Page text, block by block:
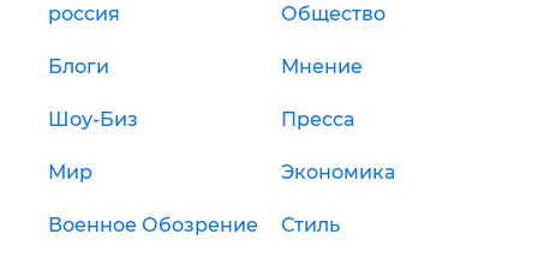
россия Общество
Блоги Мнение
Шоу-Биз Пресса
Мир Экономика
Военное Обозрение Стиль